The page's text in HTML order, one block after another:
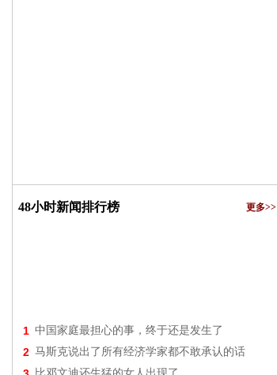
48小时新闻排行榜 更多>>
1 中国家庭最担心的事，终于还是发生了
2 马斯克说出了所有经济学家都不敢承认的话